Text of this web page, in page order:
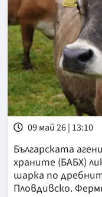
09 май 26 | 13:10
Българската
храните (БАБХ)
шарка по
Пловдивско.